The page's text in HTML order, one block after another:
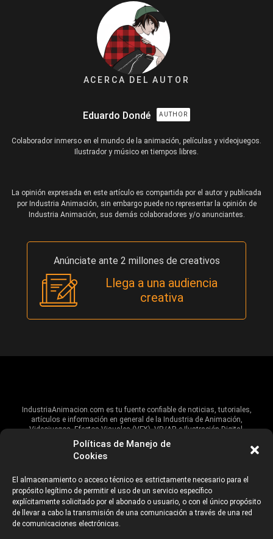
Políticas de Manejo de
Cookies
El almacenamiento o acceso técnico es estrictamente necesario para el
propósito legítimo de permitir el uso de un servicio específico
explícitamente solicitado por el abonado o usuario, o con el único propósito
de llevar a cabo la transmisión de una comunicación a través de una red
de comunicaciones electrónicas.
ACERCA DEL AUTOR
Eduardo Dondé AUTHOR
Colaborador inmerso en el mundo de la animación, películas y videojuegos.
Ilustrador y músico en tiempos libres.
La opinión expresada en este artículo es compartida por el autor y publicada
por Industria Animación, sin embargo puede no representar la opinión de
Industria Animación, sus demás colaboradores y/o anunciantes.
Anúnciate ante 2 millones de creativos
Llega a una audiencia
creativa
IndustriaAnimacion.com es tu fuente confiable de noticias, tutoriales,
artículos e información en general de la Industria de Animación,
Videojuegos, Efectos Visuales (VFX), VR/AR e Ilustración Digital.
Hablamos de estas industrias y su alcance global, pero damos un énfasis
especial al talento, estudios, escuelas, eventos y organizaciones que
ANUNCIANTES AVISO DE PRIVACIDAD